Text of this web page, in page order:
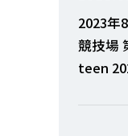
2023年
競技場
teen